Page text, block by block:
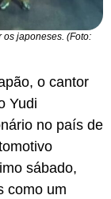
japoneses. (Foto:
o cantor
Yudi
no país de
sábado,
como um